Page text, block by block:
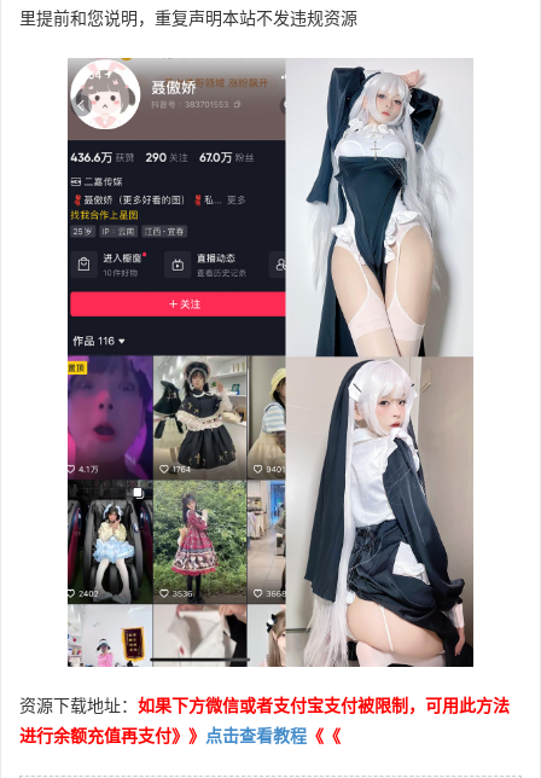
里提前和您说明，重复声明本站不发违规资源
资源下载地址： 如果下方微信或者支付宝支付被限制，可用此方法
进行余额充值再支付》》 点击查看教程 《《